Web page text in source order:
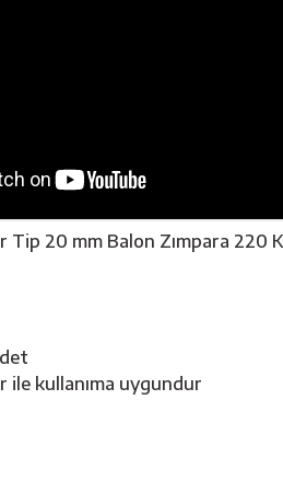
Tip 20 mm Balon Zımpara 220
ile kullanıma uygundur